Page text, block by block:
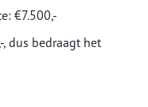
€7.500,-
dus bedraagt het